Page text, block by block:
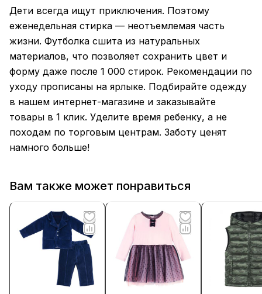
Дети всегда ищут приключения. Поэтому
еженедельная стирка — неотъемлемая часть
жизни. Футболка сшита из натуральных
материалов, что позволяет сохранить цвет и
форму даже после 1 000 стирок. Рекомендации по
уходу прописаны на ярлыке. Подбирайте одежду
в нашем интернет-магазине и заказывайте
товары в 1 клик. Уделите время ребенку, а не
походам по торговым центрам. Заботу ценят
намного больше!
Вам также может понравиться